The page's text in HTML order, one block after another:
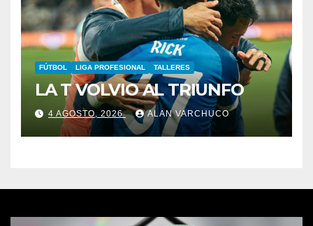
FÚTBOL LIGA PROFESIONAL TALLERES
LA T VOLVIO AL TRIUNFO
4 AGOSTO, 2026 ALAN VARCHUCO